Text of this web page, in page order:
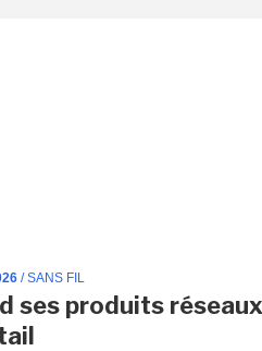
/ SANS FIL
ses produits